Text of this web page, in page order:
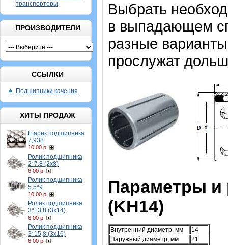
транспортеры
ПРОИЗВОДИТЕЛИ
ССЫЛКИ
Подшипники качения
ХИТЫ ПРОДАЖ
Шарик подшипника
7,938
10.00 р.
Ролик подшипника
2*7,8 (2х8)
6.00 р.
Ролик подшипника
5,5*9
10.00 р.
Ролик подшипника
3*13,8 (3х14)
6.00 р.
Ролик подшипника
3*15,8 (3х16)
6.00 р.
Выбрать
в выпадающем
разные
прослужат
Параметры и
(KH14)
Внутренний диаметр, мм
14
Наружный диаметр, мм
21